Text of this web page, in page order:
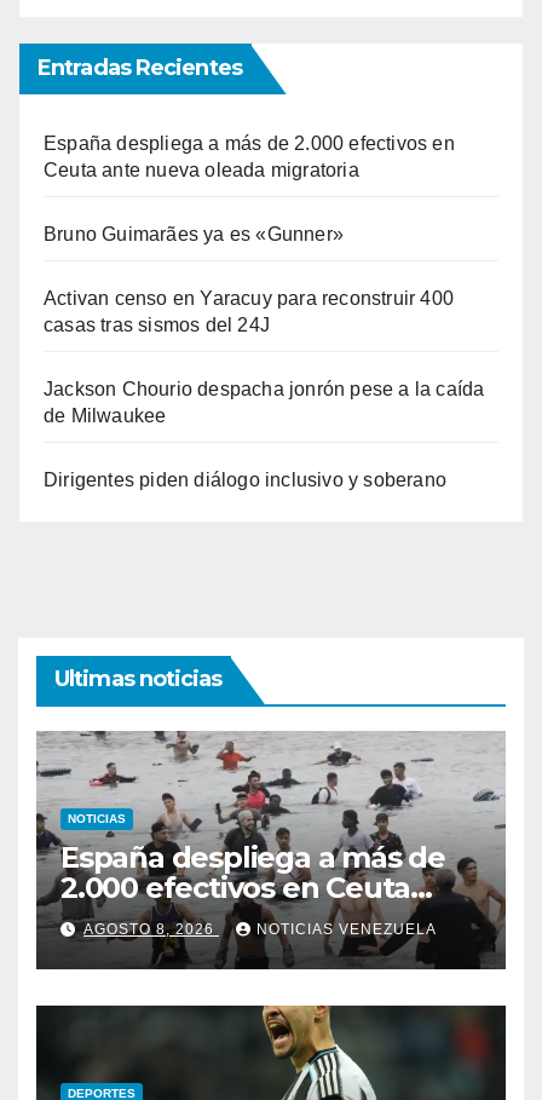
Entradas Recientes
España despliega a más de 2.000 efectivos en
Ceuta ante nueva oleada migratoria
Bruno Guimarães ya es «Gunner»
Activan censo en Yaracuy para reconstruir 400
casas tras sismos del 24J
Jackson Chourio despacha jonrón pese a la caída
de Milwaukee
Dirigentes piden diálogo inclusivo y soberano
Ultimas noticias
NOTICIAS
España despliega a más de
2.000 efectivos en Ceuta
ante nueva oleada migratoria
AGOSTO 8, 2026 NOTICIAS VENEZUELA
DEPORTES